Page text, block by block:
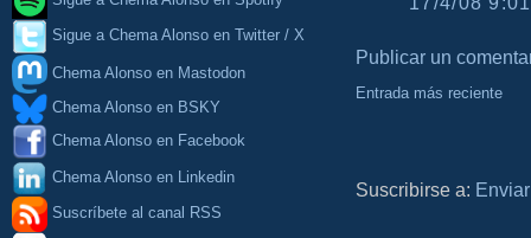
Sigue a Chema Alonso en Twitter / X
Chema Alonso en Mastodon
Chema Alonso en BSKY
Chema Alonso en Facebook
Chema Alonso en Linkedin
Suscríbete al canal RSS
Publicar un
Entrada más reciente
Suscribirse a: